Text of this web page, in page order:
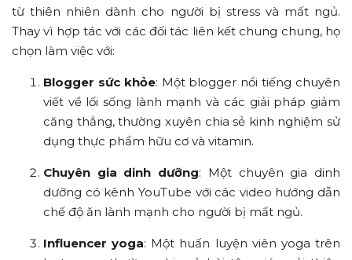
từ thiên nhiên dành cho người bị stress và mất ngủ.
Thay vì hợp tác với các đối tác liên kết chung chung, họ
chọn làm việc với:
Blogger sức khỏe: Một blogger nổi tiếng chuyên
viết về lối sống lành mạnh và các giải pháp giảm
căng thẳng, thường xuyên chia sẻ kinh nghiệm sử
dụng thực phẩm hữu cơ và vitamin.
Chuyên gia dinh dưỡng: Một chuyên gia dinh
dưỡng có kênh YouTube với các video hướng dẫn
chế độ ăn lành mạnh cho người bị mất ngủ.
Influencer yoga: Một huấn luyện viên yoga trên